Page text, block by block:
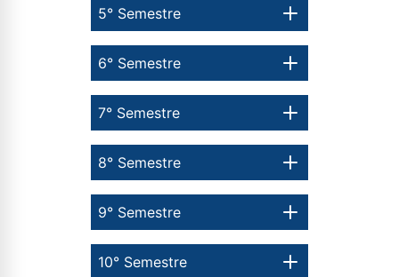
10° Semestre
9° Semestre
8° Semestre
7° Semestre
6° Semestre
5° Semestre